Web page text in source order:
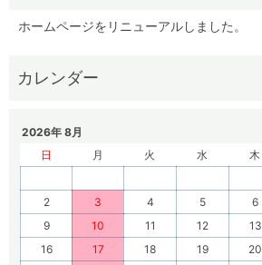
ホームページをリニューアルしました。
2026年 8月
日
月 火 水 木
2
3 4 5 6
9
10 11 12 13
16
17 18 19 20